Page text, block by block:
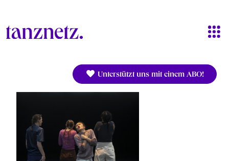
Unterstützt uns mit einem ABO!